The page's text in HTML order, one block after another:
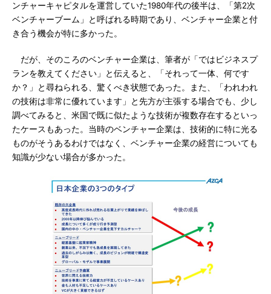
ンチャーキャピタルを運営していた1980年代の後半は、「第2次
ベンチャーブーム」と呼ばれる時期であり、ベンチャー企業と付
き合う機会が特に多かった。
だが、そのころのベンチャー企業は、筆者が「ではビジネスプ
ランを教えてください」と伝えると、「それって一体、何です
か？」と尋ねられる、驚くべき状態であった。また、「われわれ
の技術は非常に優れています」と先方が主張する場合でも、少し
調べてみると、米国で既に似たような技術が複数存在するといっ
たケースもあった。当時のベンチャー企業は、技術的に特に光る
ものがそうあるわけではなく、ベンチャー企業の経営についても
知識が少ない場合が多かった。